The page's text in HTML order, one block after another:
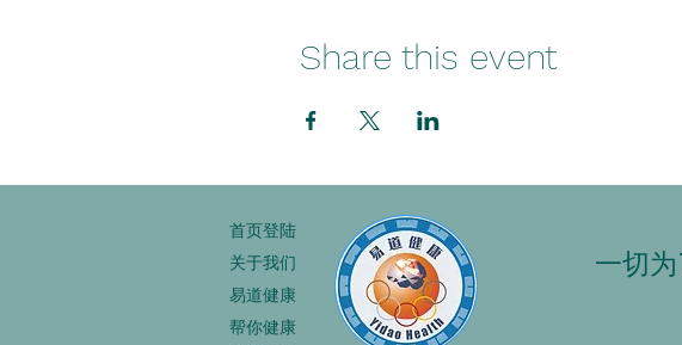
Share this event
首页登陆
关于我们
易道健康
帮你健康
一切